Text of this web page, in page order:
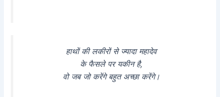
हाथों की लकीरों से ज्यादा महादेव
के फैसले पर यकीन है,
वो जब जो करेंगे बहुत अच्छा करेंगे।